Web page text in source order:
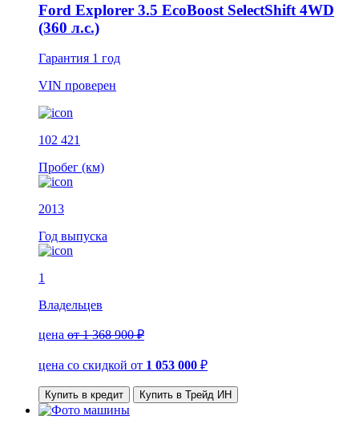
Ford Explorer 3.5 EcoBoost SelectShift 4WD
(360 л.с.)
Гарантия 1 год
VIN проверен
102 421
Пробег (км)
2013
Год выпуска
1
Владельцев
цена от 1 368 900 ₽
цена со скидкой от 1 053 000 ₽
Купить в кредит Купить в Трейд ИН